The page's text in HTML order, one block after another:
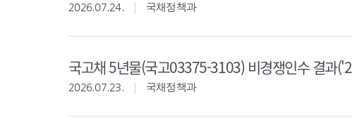
2026.07.24. 국채정책과
국고채 5년물(국고03375-3103) 비경쟁인수 결과
2026.07.23. 국채정책과